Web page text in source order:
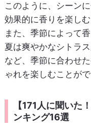
このように、シーン
効果的に香りを楽しむ
また、季節によって
夏は爽やかなシトラ
など、季節に合わせ
ゃれを楽しむことがで
【171人に聞いた
ンキング16選